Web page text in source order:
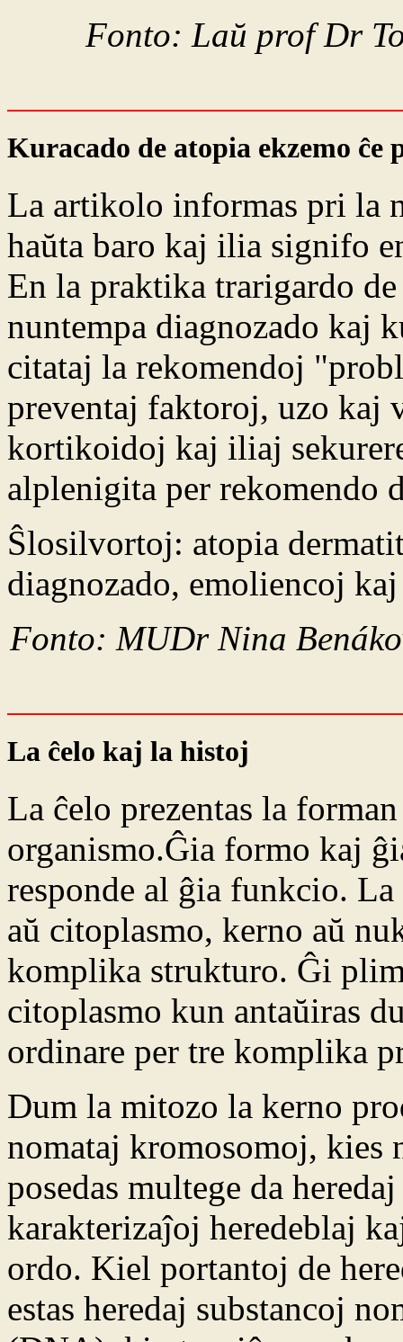
Fonto: Laŭ prof Dr
Kuracado de atopia ekzemo ĉe
La artikolo informas pri la
haŭta baro kaj ilia signifo
En la praktika trarigardo
nuntempa diagnozado kaj
citataj la rekomendoj
preventaj faktoroj, uzo kaj
kortikoidoj kaj iliaj
alplenigita per rekomendo
Ŝlosilvortoj: atopia
diagnozado, emoliencoj
Fonto: MUDr Nina
La ĉelo kaj la histoj
La ĉelo prezentas la
organismo.Ĝia formo kaj
responde al ĝia funkcio.
aŭ citoplasmo, kerno aŭ
komplika strukturo. Ĝi
citoplasmo kun antaŭiras
ordinare per tre komplika
Dum la mitozo la kerno
nomataj kromosomoj, kies
posedas multege da
karakterizaĵoj heredeblaj
ordo. Kiel portantoj de
estas heredaj substancoj